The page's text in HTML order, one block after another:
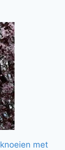
met